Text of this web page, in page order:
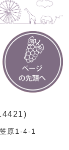
原1-4-1